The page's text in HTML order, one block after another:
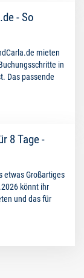
- So
mieten
in
Das passende
8 Tage -
etwas Großartiges
könnt ihr
und das für